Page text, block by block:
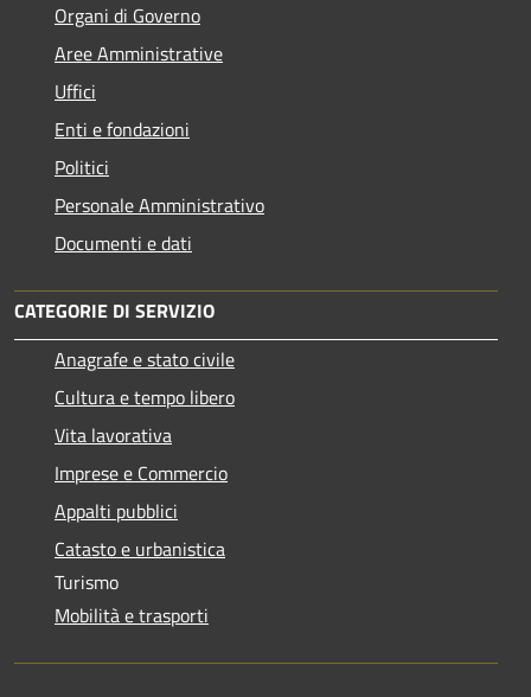
Organi di Governo
Aree Amministrative
Uffici
Enti e fondazioni
Politici
Personale Amministrativo
Documenti e dati
CATEGORIE DI SERVIZIO
Anagrafe e stato civile
Cultura e tempo libero
Vita lavorativa
Imprese e Commercio
Appalti pubblici
Catasto e urbanistica
Turismo
Mobilità e trasporti